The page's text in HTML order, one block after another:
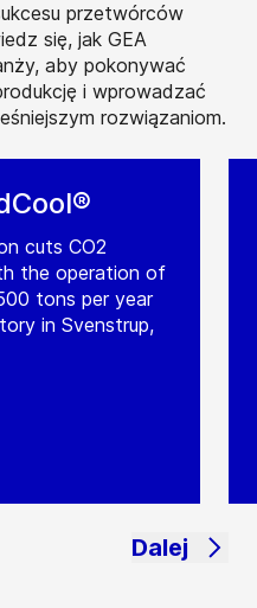
przetwórców
się, jak GEA
aby pokonywać
i wprowadzać
rozwiązaniom.
cuts CO2
the operation of
tons per year
in Svenstrup,
Dalej